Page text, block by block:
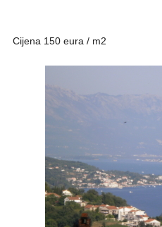
Cijena 150 eura / m2